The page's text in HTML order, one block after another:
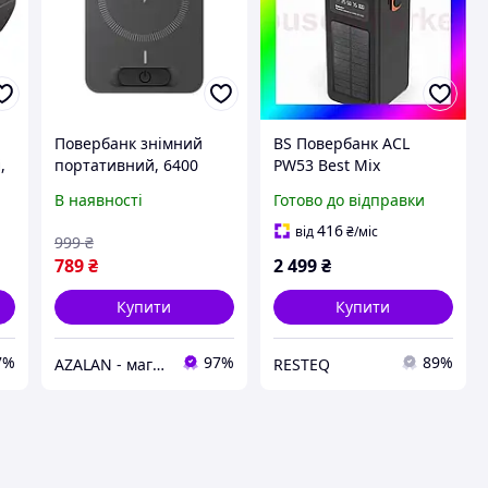
Повербанк знімний
портативний, 6400
зарядка макс. 15 Вт.,
STORM INTERTOOL WT-
7010
В наявності
789 ₴
999 ₴
Купити
AZALAN - магазин інструментів для дому та саду 97%
BS Повербанк ACL
PW53 Best Mix
панеллю та ліхтариком
потужна зарядна
Готово до відправки
від416₴/міс
2 499₴
Купити
RESTEQ 89%